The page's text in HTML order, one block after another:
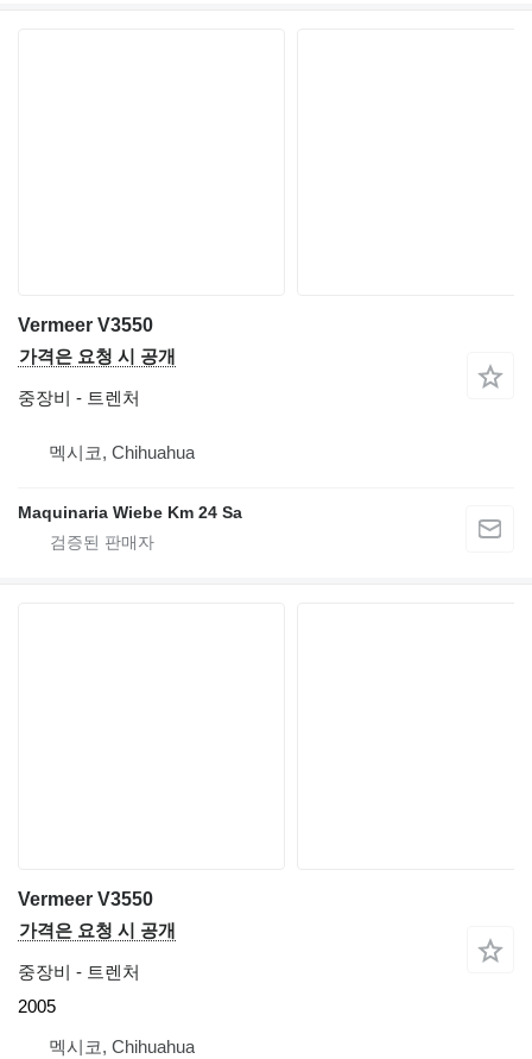
Vermeer V3550
가격은 요청 시 공개
중장비 - 트렌처
멕시코, Chihuahua
Maquinaria Wiebe Km 24 Sa
Vermeer V3550
가격은 요청 시 공개
중장비 - 트렌처
2005
멕시코, Chihuahua